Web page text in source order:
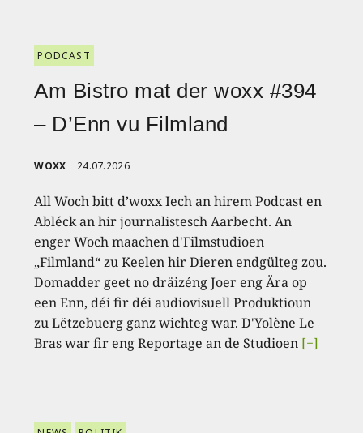
PODCAST
Am Bistro mat der woxx #394
– D’Enn vu Filmland
WOXX 24.07.2026
All Woch bitt d’woxx Iech an hirem Podcast en
Abléck an hir journalistesch Aarbecht. An
enger Woch maachen d'Filmstudioen
„Filmland“ zu Keelen hir Dieren endgülteg zou.
Domadder geet no dräizéng Joer eng Ära op
een Enn, déi fir déi audiovisuell Produktioun
zu Lëtzebuerg ganz wichteg war. D'Yolène Le
Bras war fir eng Reportage an de Studioen [+]